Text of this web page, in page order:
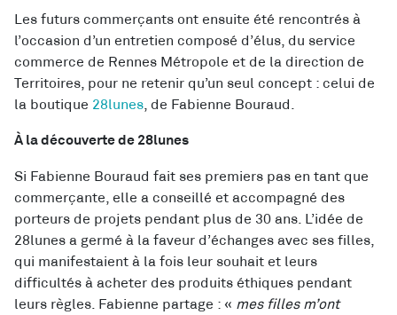
Les futurs commerçants ont ensuite été rencontrés à
l’occasion d’un entretien composé d’élus, du service
commerce de Rennes Métropole et de la direction de
Territoires, pour ne retenir qu’un seul concept : celui de
la boutique 28lunes , de Fabienne Bouraud.
À la découverte de 28lunes
Si Fabienne Bouraud fait ses premiers pas en tant que
commerçante, elle a conseillé et accompagné des
porteurs de projets pendant plus de 30 ans. L’idée de
28lunes a germé à la faveur d’échanges avec ses filles,
qui manifestaient à la fois leur souhait et leurs
difficultés à acheter des produits éthiques pendant
leurs règles. Fabienne partage : « mes filles m’ont